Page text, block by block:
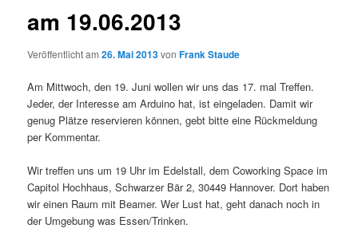
am 19.06.2013
Veröffentlicht am26. Mai 2013vonFrank Staude
Am Mittwoch, den 19. Juni wollen wir uns das 17. mal Treffen.
Jeder, der Interesse am Arduino hat, ist eingeladen. Damit wir
genug Plätze reservieren können, gebt bitte eine Rückmeldung
per Kommentar.
Wir treffen uns um 19 Uhr im Edelstall, dem Coworking Space im
Capitol Hochhaus, Schwarzer Bär 2, 30449 Hannover. Dort haben
wir einen Raum mit Beamer. Wer Lust hat, geht danach noch in
der Umgebung was Essen/Trinken.